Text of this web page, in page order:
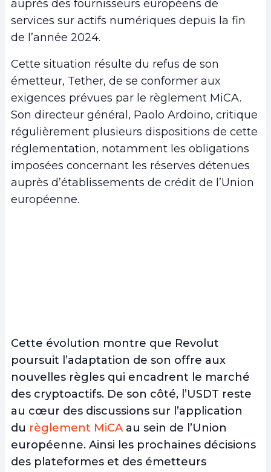
auprès des fournisseurs européens de
services sur actifs numériques depuis la fin
de l’année 2024.
Cette situation résulte du refus de son
émetteur, Tether, de se conformer aux
exigences prévues par le règlement MiCA.
Son directeur général, Paolo Ardoino, critique
régulièrement plusieurs dispositions de cette
réglementation, notamment les obligations
imposées concernant les réserves détenues
auprès d’établissements de crédit de l’Union
européenne.
Cette évolution montre que Revolut
poursuit l’adaptation de son offre aux
nouvelles règles qui encadrent le marché
des cryptoactifs. De son côté, l’USDT reste
au cœur des discussions sur l’application
du règlement MiCA au sein de l’Union
européenne. Ainsi les prochaines décisions
des plateformes et des émetteurs